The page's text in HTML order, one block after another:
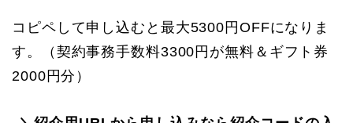
コピペして申し込むと最大5300円OFFになりま
す。（契約事務手数料3300円が無料＆ギフト券
2000円分）